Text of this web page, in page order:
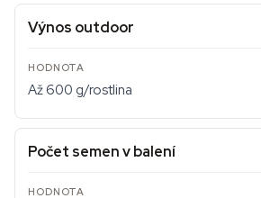
Výnos outdoor
Až 600 g/rostlina
Počet semen v balení